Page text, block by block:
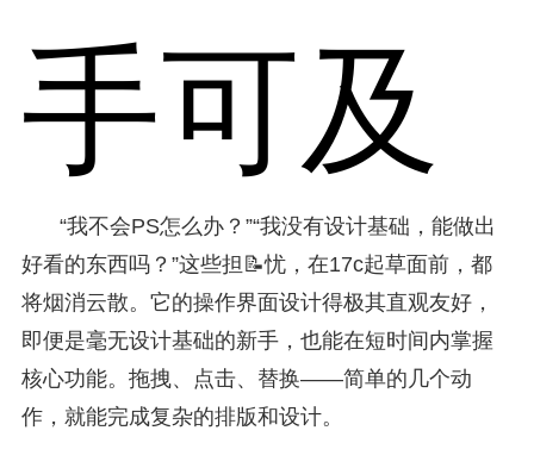
手可及
“我不会PS怎么办？”“我没有设计基础，能做出
好看的东西吗？”这些担📝忧，在17c起草面前，都
将烟消云散。它的操作界面设计得极其直观友好，
即便是毫无设计基础的新手，也能在短时间内掌握
核心功能。拖拽、点击、替换——简单的几个动
作，就能完成复杂的排版和设计。